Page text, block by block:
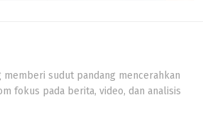
memberi sudut pandang mencerahkan
fokus pada berita, video, dan analisis